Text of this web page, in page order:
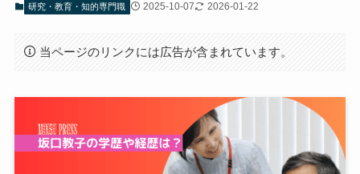
研究・教育・知的専門職 2025-10-07 2026-01-22
当ページのリンクには広告が含まれています。